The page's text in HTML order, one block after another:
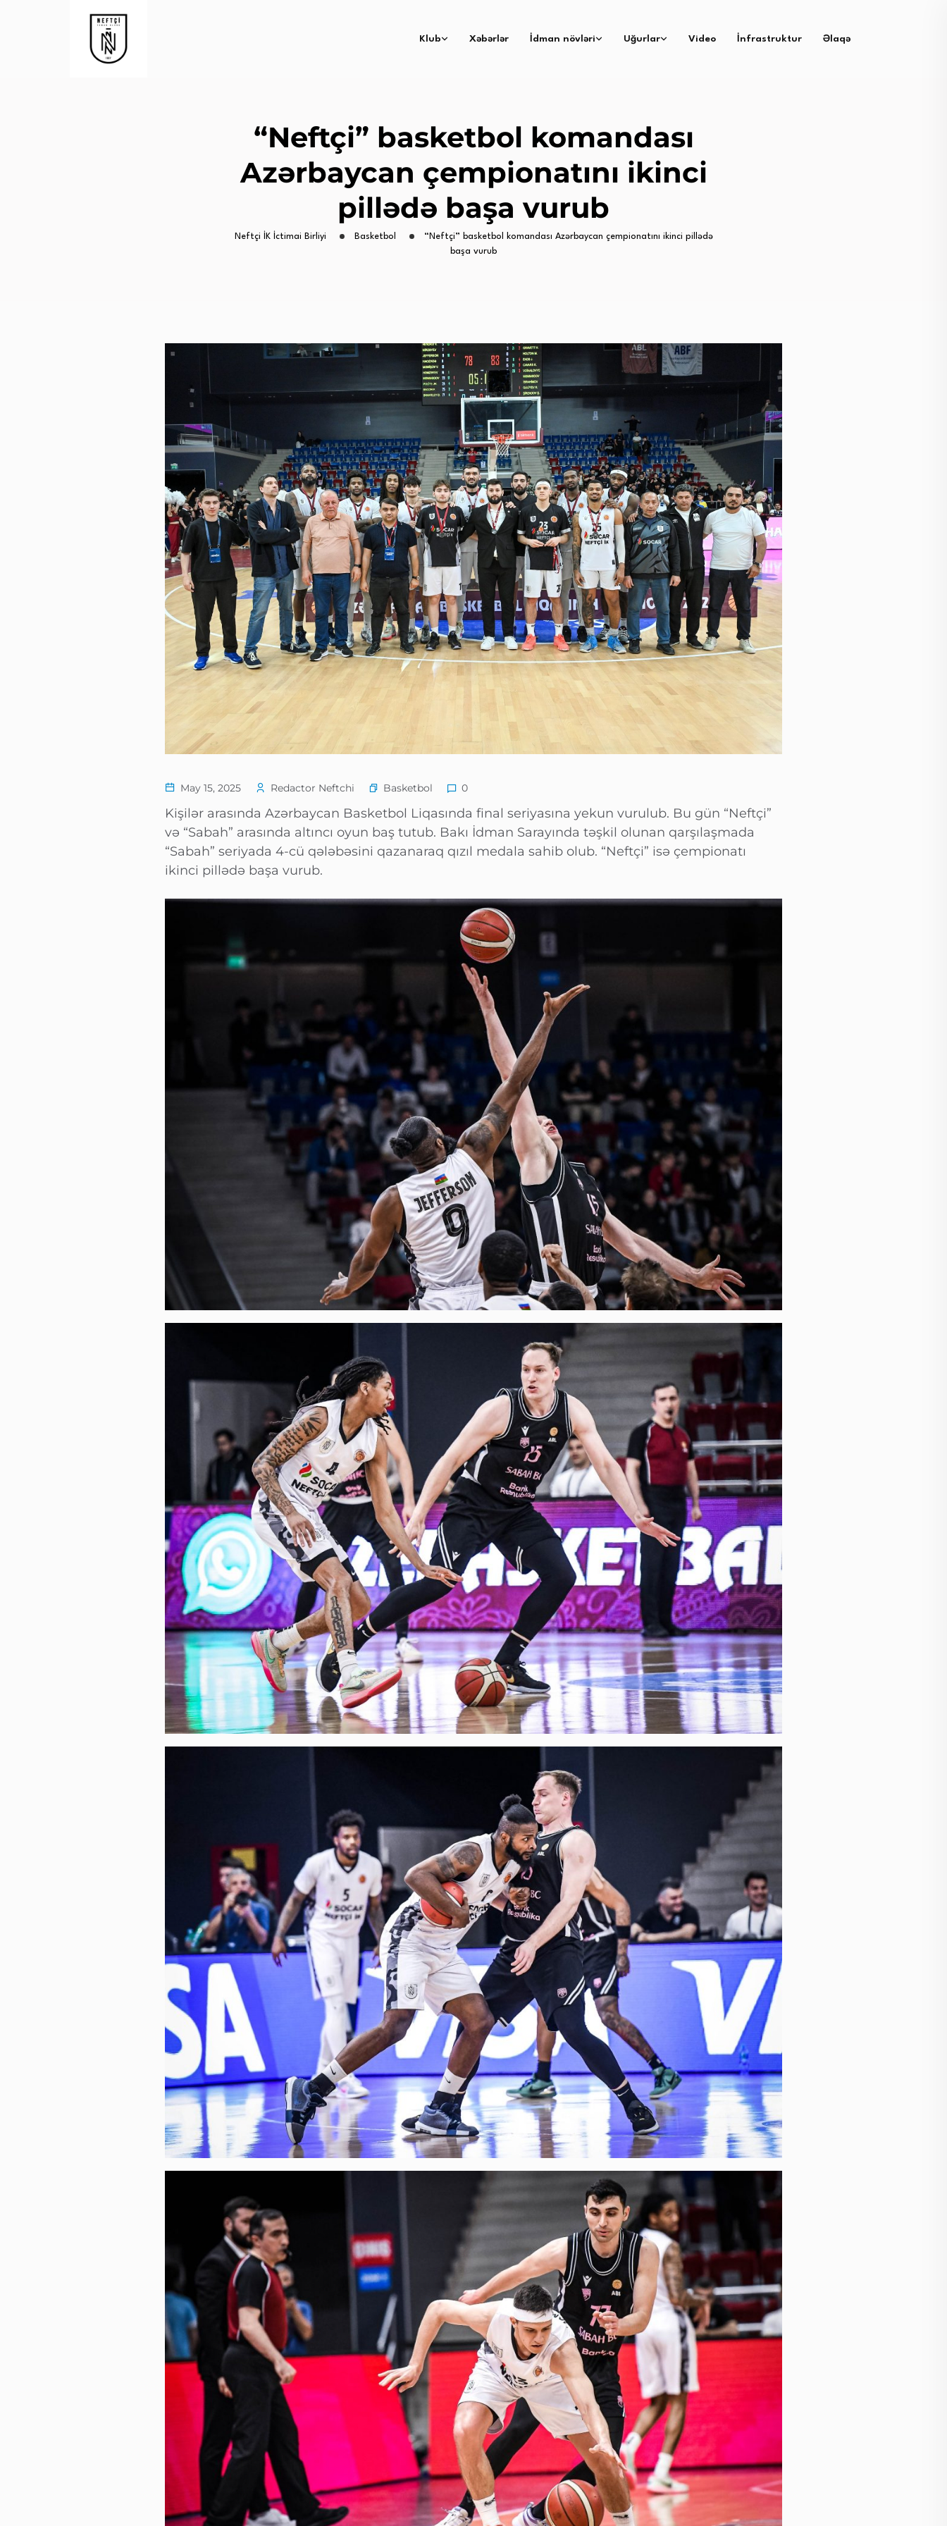
Klub Xəbərlər İdman növləri Uğurlar Video İnfrastruktur Əlaqə
“Neftçi” basketbol komandası
Azərbaycan çempionatını ikinci
pillədə başa vurub
Neftçi İK İctimai Birliyi Basketbol
“Neftçi” basketbol komandası Azərbaycan çempionatını ikinci pillədə
başa vurub
May 15, 2025 Redactor Neftchi Basketbol 0
Kişilər arasında Azərbaycan Basketbol Liqasında final seriyasına yekun vurulub. Bu gün “Neftçi”
və “Sabah” arasında altıncı oyun baş tutub. Bakı İdman Sarayında təşkil olunan qarşılaşmada
“Sabah” seriyada 4-cü qələbəsini qazanaraq qızıl medala sahib olub. “Neftçi” isə çempionatı
ikinci pillədə başa vurub.